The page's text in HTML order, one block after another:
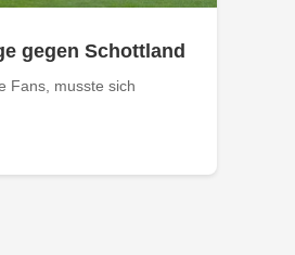
gegen Schottland
Fans, musste sich